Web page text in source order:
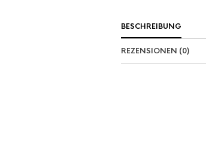
BESCHREIBUNG
REZENSIONEN (0)